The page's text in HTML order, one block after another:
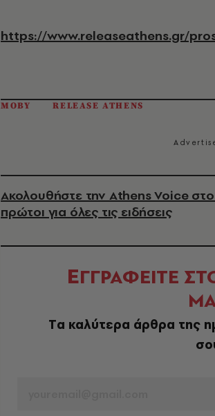
https://www.releaseathens.gr/
MOBY RELEASE ATHENS
Ακολουθήστε την Athens Voice
πρώτοι για όλες τις ειδήσεις
ΕΓΓΡΑΦΕΙΤΕ
Tα καλύτερα άρθρα της